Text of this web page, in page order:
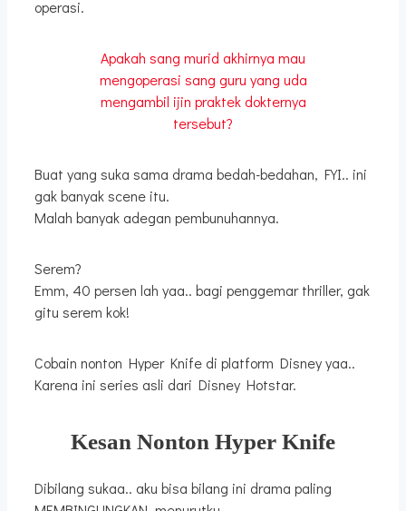
operasi.
Apakah sang murid akhirnya mau
mengoperasi sang guru yang uda
mengambil ijin praktek dokternya
tersebut?
Buat yang suka sama drama bedah-bedahan, FYI.. ini
gak banyak scene itu.
Malah banyak adegan pembunuhannya.
Serem?
Emm, 40 persen lah yaa.. bagi penggemar thriller, gak
gitu serem kok!
Cobain nonton Hyper Knife di platform Disney yaa..
Karena ini series asli dari Disney Hotstar.
Kesan Nonton Hyper Knife
Dibilang sukaa.. aku bisa bilang ini drama paling